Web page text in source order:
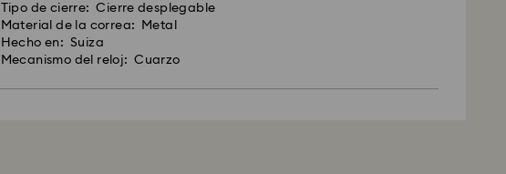
Tipo de cierre: Cierre desplegable
Material de la correa: Metal
Hecho en: Suiza
Mecanismo del reloj: Cuarzo